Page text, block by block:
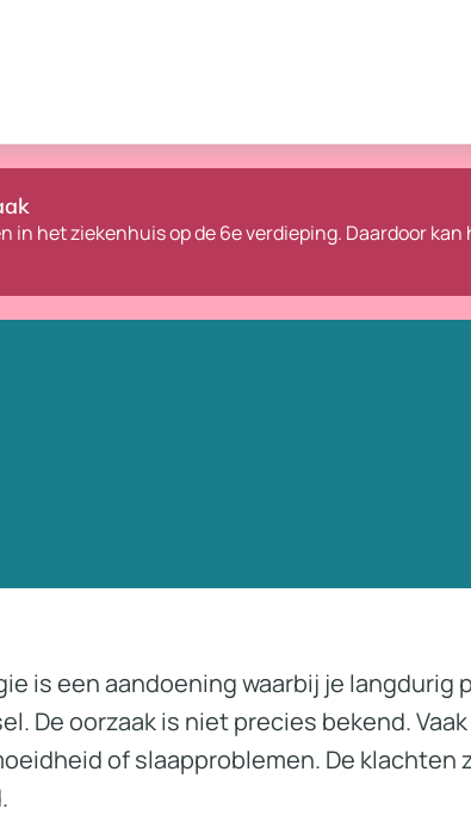
in het ziekenhuis op de 6e verdieping. Daardoor
is een aandoening waarbij je langdurig
De oorzaak is niet precies bekend.
of slaapproblemen. De klachten